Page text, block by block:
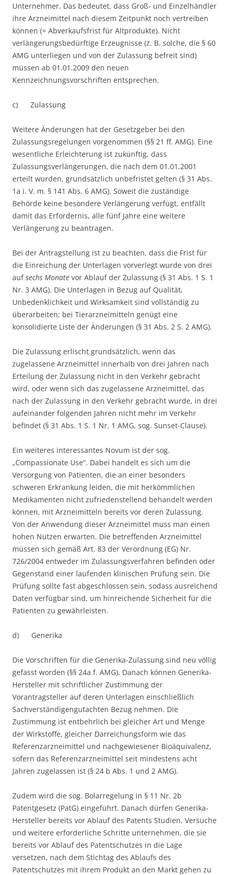
Unternehmer. Das bedeutet, dass Groß- und Einzelhändler
ihre Arzneimittel nach diesem Zeitpunkt noch vertreiben
können (= Abverkaufsfrist für Altprodukte). Nicht
verlängerungsbedürftige Erzeugnisse (z. B. solche, die § 60
AMG unterliegen und von der Zulassung befreit sind)
müssen ab 01.01.2009 den neuen
Kennzeichnungsvorschriften entsprechen.
c) Zulassung
Weitere Änderungen hat der Gesetzgeber bei den
Zulassungsregelungen vorgenommen (§§ 21 ff. AMG). Eine
wesentliche Erleichterung ist zukünftig, dass
Zulassungsverlängerungen, die nach dem 01.01.2001
erteilt wurden, grundsätzlich unbefristet gelten (§ 31 Abs.
1a i. V. m. § 141 Abs. 6 AMG). Soweit die zuständige
Behörde keine besondere Verlängerung verfügt, entfällt
damit das Erfordernis, alle fünf Jahre eine weitere
Verlängerung zu beantragen.
Bei der Antragstellung ist zu beachten, dass die Frist für
die Einreichung der Unterlagen vorverlegt wurde von drei
aufsechs Monate vor Ablauf der Zulassung (§ 31 Abs. 1 S. 1
Nr. 3 AMG). Die Unterlagen in Bezug auf Qualität,
Unbedenklichkeit und Wirksamkeit sind vollständig zu
überarbeiten; bei Tierarzneimitteln genügt eine
konsolidierte Liste der Änderungen (§ 31 Abs. 2 S. 2 AMG).
Die Zulassung erlischt grundsätzlich, wenn das
zugelassene Arzneimittel innerhalb von drei Jahren nach
Erteilung der Zulassung nicht in den Verkehr gebracht
wird, oder wenn sich das zugelassene Arzneimittel, das
nach der Zulassung in den Verkehr gebracht wurde, in drei
aufeinander folgenden Jahren nicht mehr im Verkehr
befindet (§ 31 Abs. 1 S. 1 Nr. 1 AMG, sog. Sunset-Clause).
Ein weiteres interessantes Novum ist der sog.
„Compassionate Use“. Dabei handelt es sich um die
Versorgung von Patienten, die an einer besonders
schweren Erkrankung leiden, die mit herkömmlichen
Medikamenten nicht zufriedenstellend behandelt werden
können, mit Arzneimitteln bereits vor deren Zulassung.
Von der Anwendung dieser Arzneimittel muss man einen
hohen Nutzen erwarten. Die betreffenden Arzneimittel
müssen sich gemäß Art. 83 der Verordnung (EG) Nr.
726/2004 entweder im Zulassungsverfahren befinden oder
Gegenstand einer laufenden klinischen Prüfung sein. Die
Prüfung sollte fast abgeschlossen sein, sodass ausreichend
Daten verfügbar sind, um hinreichende Sicherheit für die
Patienten zu gewährleisten.
d) Generika
Die Vorschriften für die Generika-Zulassung sind neu völlig
gefasst worden (§§ 24a f. AMG). Danach können Generika-
Hersteller mit schriftlicher Zustimmung der
Vorantragsteller auf deren Unterlagen einschließlich
Sachverständigengutachten Bezug nehmen. Die
Zustimmung ist entbehrlich bei gleicher Art und Menge
der Wirkstoffe, gleicher Darreichungsform wie das
Referenzarzneimittel und nachgewiesener Bioäquivalenz,
sofern das Referenzarzneimittel seit mindestens acht
Jahren zugelassen ist (§ 24 b Abs. 1 und 2 AMG).
Zudem wird die sog. Bolarregelung in § 11 Nr. 2b
Patentgesetz (PatG) eingeführt. Danach dürfen Generika-
Hersteller bereits vor Ablauf des Patents Studien, Versuche
und weitere erforderliche Schritte unternehmen, die sie
bereits vor Ablauf des Patentschutzes in die Lage
versetzen, nach dem Stichtag des Ablaufs des
Patentschutzes mit ihrem Produkt an den Markt gehen zu